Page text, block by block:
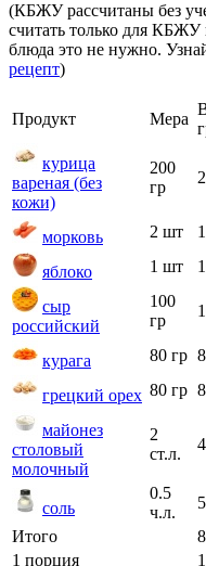
(КБЖУ рассчитаны без
считать только для
блюда это не нужно.
рецепт)
Продукт Мера
курица
вареная (без
кожи)
200
гр
морковь 2 шт
яблоко 1 шт
сыр
российский
100
гр
курага 80 гр
грецкий орех 80 гр
майонез
столовый
молочный
2
ст.л.
соль
0.5
ч.л.
Итого
1 порция